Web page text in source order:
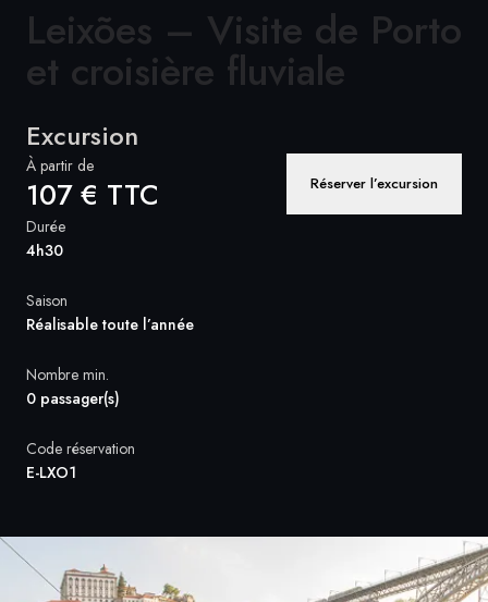
France
États-Unis
France
Danemark
Leixões – Visite de Porto
et croisière fluviale
Excursion
À partir de
107 € TTC Réserver l’excursion
Durée
4h30
Saison
Réalisable toute l’année
Nombre min.
0 passager(s)
Code réservation
E-LXO1